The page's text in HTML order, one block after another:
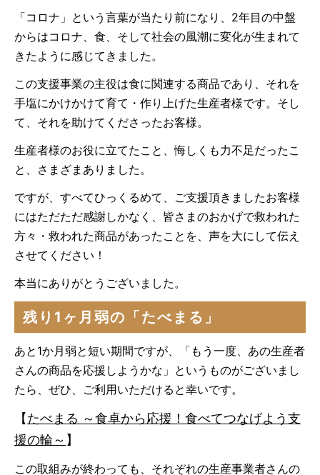
「コロナ」という言葉が当たり前になり、2年目の中盤
からはコロナ、食、そして社会の風潮に変化が生まれて
きたように感じてきました。
この支援事業の主役は食に関連する商品であり、それを
手塩にかけかけて育て・作り上げた生産者様です。そし
て、それを助けてくださったお客様。
生産者様のお役に立てたこと、悔しくも力不足だったこ
と、さまざまありました。
ですが、すべてひっくるめて、ご支援頂きましたお客様
にはただただ感謝しかなく、皆さまのおかげで救われた
方々・救われた商品があったことを、声を大にして伝え
させてください！
本当にありがとうございました。
残り1ヶ月弱の「たべまる」
あと1か月弱と短い期間ですが、「もう一度、あの生産者
さんの商品を応援しようかな」というものがございまし
たら、ぜひ、ご利用いただけると幸いです。
【たべまる ～食卓から応援！食べてつなげよう支
援の輪～ 】
この取組みが終わっても、それぞれの生産事業者さんの